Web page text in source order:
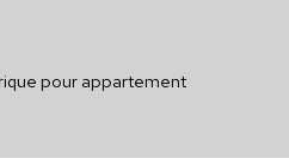
pour appartement